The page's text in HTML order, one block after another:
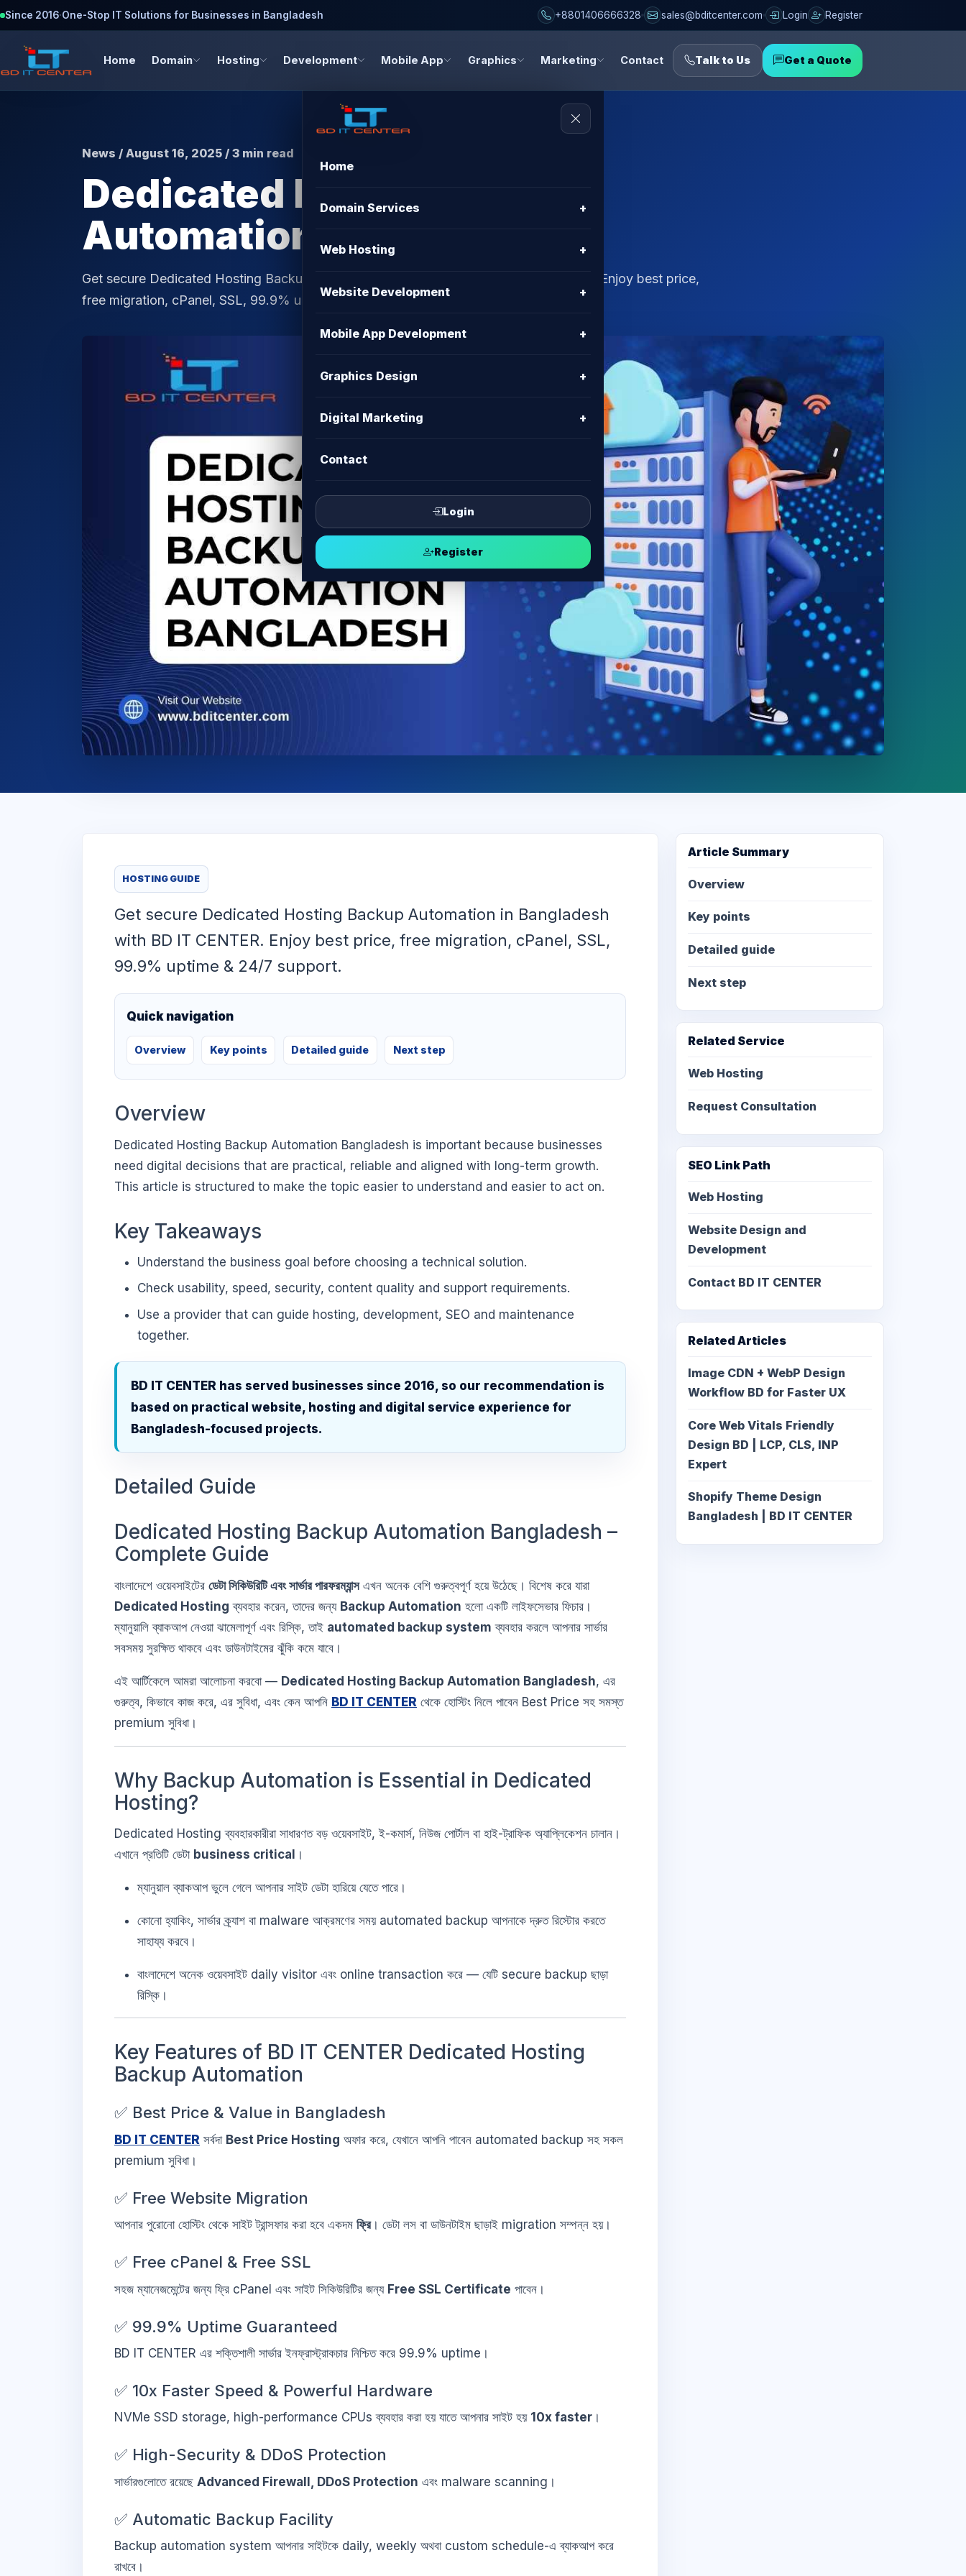
Since 2016·One-Stop IT Solutions for Businesses in Bangladesh +8801406666328 sales@bditcenter.com Login Register
Home Domain Hosting Development Mobile App Graphics Marketing Contact Talk to Us Get a Quote
Home
Domain Services +
Web Hosting +
Website Development +
Mobile App Development +
Graphics Design +
Digital Marketing +
Contact
Login
Register
News / August 16, 2025 / 3 min read
Dedicated Hosting Backup
Automation Bangladesh
Get secure Dedicated Hosting Backup Automation in Bangladesh with BD IT CENTER. Enjoy best price,
free migration, cPanel, SSL, 99.9% uptime & 24/7 support.
HOSTING GUIDE
Get secure Dedicated Hosting Backup Automation in Bangladesh
with BD IT CENTER. Enjoy best price, free migration, cPanel, SSL,
99.9% uptime & 24/7 support.
Quick navigation
Overview Key points Detailed guide Next step
Overview
Dedicated Hosting Backup Automation Bangladesh is important because businesses
need digital decisions that are practical, reliable and aligned with long-term growth.
This article is structured to make the topic easier to understand and easier to act on.
Key Takeaways
Understand the business goal before choosing a technical solution.
Check usability, speed, security, content quality and support requirements.
Use a provider that can guide hosting, development, SEO and maintenance
together.
BD IT CENTER has served businesses since 2016, so our recommendation is
based on practical website, hosting and digital service experience for
Bangladesh-focused projects.
Detailed Guide
Dedicated Hosting Backup Automation Bangladesh –
Complete Guide
বাংলাদেশে ওয়েবসাইটের ডেটা সিকিউরিটি এবং সার্ভার পারফরম্যান্সএখন অনেক বেশি গুরুত্বপূর্ণ হয়ে উঠেছে। বিশেষ করে যারা
Dedicated Hosting ব্যবহার করেন, তাদের জন্য Backup Automation হলো একটি লাইফসেভার ফিচার।
ম্যানুয়ালি ব্যাকআপ নেওয়া ঝামেলাপূর্ণ এবং রিস্কি, তাই automated backup system ব্যবহার করলে আপনার সার্ভার
সবসময় সুরক্ষিত থাকবে এবং ডাউনটাইমের ঝুঁকি কমে যাবে।
এই আর্টিকেলে আমরা আলোচনা করবো — Dedicated Hosting Backup Automation Bangladesh, এর
গুরুত্ব, কিভাবে কাজ করে, এর সুবিধা, এবং কেন আপনি BD IT CENTER থেকে হোস্টিং নিলে পাবেন Best Price সহ সমস্ত
premium সুবিধা।
Why Backup Automation is Essential in Dedicated
Hosting?
Dedicated Hosting ব্যবহারকারীরা সাধারণত বড় ওয়েবসাইট, ই-কমার্স, নিউজ পোর্টাল বা হাই-ট্রাফিক অ্যাপ্লিকেশন চালান।
এখানে প্রতিটি ডেটা business critical ।
ম্যানুয়াল ব্যাকআপ ভুলে গেলে আপনার সাইট ডেটা হারিয়ে যেতে পারে।
কোনো হ্যাকিং, সার্ভার ক্র্যাশ বা malware আক্রমণের সময় automated backup আপনাকে দ্রুত রিস্টোর করতে
সাহায্য করবে।
বাংলাদেশে অনেক ওয়েবসাইট daily visitor এবং online transaction করে — যেটি secure backup ছাড়া
রিস্কি।
Key Features of BD IT CENTER Dedicated Hosting
Backup Automation
✅ Best Price & Value in Bangladesh
BD IT CENTER সর্বদা Best Price Hosting অফার করে, যেখানে আপনি পাবেন automated backup সহ সকল
premium সুবিধা।
✅ Free Website Migration
আপনার পুরোনো হোস্টিং থেকে সাইট ট্রান্সফার করা হবে একদম ফ্রি। ডেটা লস বা ডাউনটাইম ছাড়াই migration সম্পন্ন হয়।
✅ Free cPanel & Free SSL
সহজ ম্যানেজমেন্টের জন্য ফ্রি cPanel এবং সাইট সিকিউরিটির জন্য Free SSL Certificate পাবেন।
✅ 99.9% Uptime Guaranteed
BD IT CENTER এর শক্তিশালী সার্ভার ইনফ্রাস্ট্রাকচার নিশ্চিত করে 99.9% uptime।
✅ 10x Faster Speed & Powerful Hardware
NVMe SSD storage, high-performance CPUs ব্যবহার করা হয় যাতে আপনার সাইট হয় 10x faster ।
✅ High-Security & DDoS Protection
সার্ভারগুলোতে রয়েছে Advanced Firewall, DDoS Protection এবং malware scanning।
✅ Automatic Backup Facility
Backup automation system আপনার সাইটকে daily, weekly অথবা custom schedule-এ ব্যাকআপ করে
রাখবে।
Article Summary
Overview
Key points
Detailed guide
Next step
Related Service
Web Hosting
Request Consultation
SEO Link Path
Web Hosting
Website Design and
Development
Contact BD IT CENTER
Related Articles
Image CDN + WebP Design
Workflow BD for Faster UX
Core Web Vitals Friendly
Design BD | LCP, CLS, INP
Expert
Shopify Theme Design
Bangladesh | BD IT CENTER